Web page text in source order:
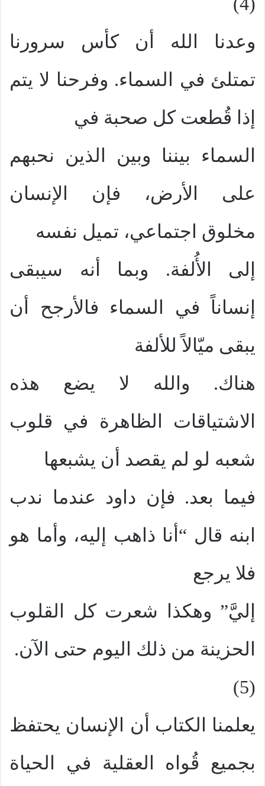
وعدنا الله أن كأس سرورنا
تمتلئ في السماء. وفرحنا لا يتم
إذا قُطعت كل صحبة في
السماء بيننا وبين الذين نحبهم
على الأرض، فإن الإنسان
مخلوق اجتماعي، تميل نفسه
إلى الأُلفة. وبما أنه سيبقى
إنساناً في السماء فالأرجح أن
يبقى ميّالاً للألفة
هناك. والله لا يضع هذه
الاشتياقات الظاهرة في قلوب
شعبه لو لم يقصد أن يشبعها
فيما بعد. فإن داود عندما ندب
ابنه قال “أنا ذاهب إليه، وأما هو
فلا يرجع
إليَّ” وهكذا شعرت كل القلوب
الحزينة من ذلك اليوم حتى الآن.
(5)
يعلمنا الكتاب أن الإنسان يحتفظ
بجميع قُواه العقلية في الحياة